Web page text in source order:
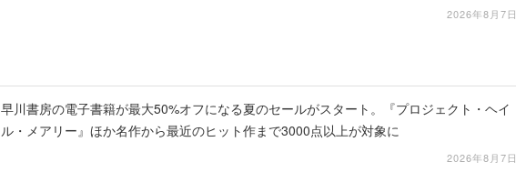
2026年8月7日
早川書房の電子書籍が最大50%オフになる夏のセールがスタート。『プロジェクト・ヘイ
ル・メアリー』ほか名作から最近のヒット作まで3000点以上が対象に
2026年8月7日